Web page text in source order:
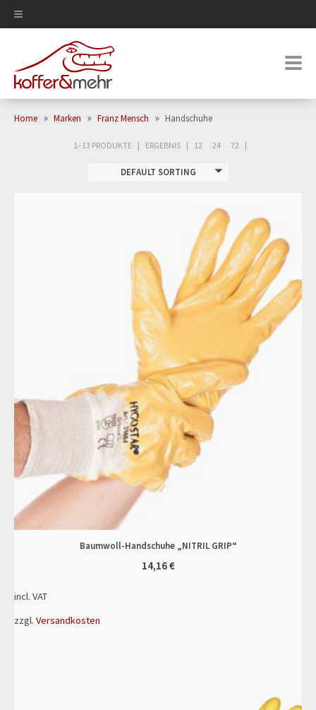
Home » Marken » Franz Mensch » Handschuhe
1–13 PRODUKTE ERGEBNIS 12 24 72
DEFAULT SORTING
Baumwoll-Handschuhe „NITRIL GRIP“
14,16€
incl. VAT
zzgl. Versandkosten